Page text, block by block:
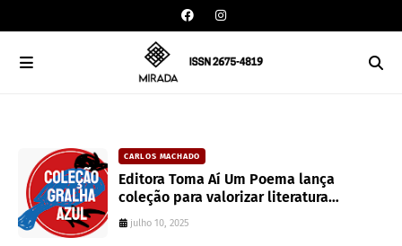
CARLOS MACHADO
Editora Toma Aí Um Poema lança
coleção para valorizar literatura
paranaense
julho 10, 2025